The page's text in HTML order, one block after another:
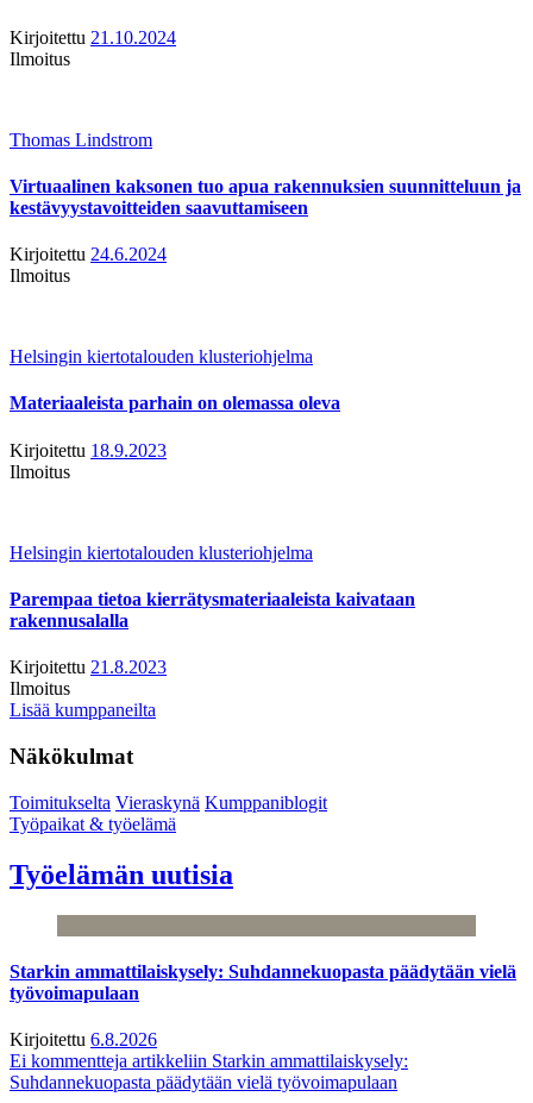
Kirjoitettu 21.10.2024
Ilmoitus
Thomas Lindstrom
Virtuaalinen kaksonen tuo apua rakennuksien suunnitteluun ja
kestävyystavoitteiden saavuttamiseen
Kirjoitettu 24.6.2024
Ilmoitus
Helsingin kiertotalouden klusteriohjelma
Materiaaleista parhain on olemassa oleva
Kirjoitettu 18.9.2023
Ilmoitus
Helsingin kiertotalouden klusteriohjelma
Parempaa tietoa kierrätysmateriaaleista kaivataan
rakennusalalla
Kirjoitettu 21.8.2023
Ilmoitus
Lisää kumppaneilta
Näkökulmat
Toimitukselta Vieraskynä Kumppaniblogit
Työpaikat & työelämä
Työelämän uutisia
Starkin ammattilaiskysely: Suhdannekuopasta päädytään vielä
työvoimapulaan
Kirjoitettu 6.8.2026
Ei kommentteja artikkeliin Starkin ammattilaiskysely:
Suhdannekuopasta päädytään vielä työvoimapulaan